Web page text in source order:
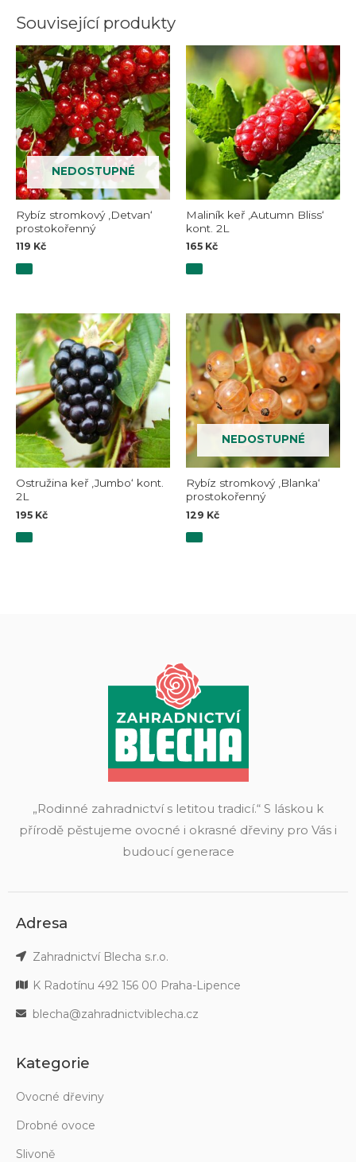
Související produkty
NEDOSTUPNÉ
Rybíz stromkový ‚Detvan‘
prostokořenný
119 Kč
Maliník keř ‚Autumn Bliss‘
kont. 2L
165 Kč
Ostružina keř ‚Jumbo‘ kont.
2L
195 Kč
NEDOSTUPNÉ
Rybíz stromkový ‚Blanka‘
prostokořenný
129 Kč
„Rodinné zahradnictví s letitou tradicí.“ S láskou k
přírodě pěstujeme ovocné i okrasné dřeviny pro Vás i
budoucí generace
Adresa
Zahradnictví Blecha s.r.o.
K Radotínu 492 156 00 Praha-Lipence
blecha@zahradnictviblecha.cz
Kategorie
Ovocné dřeviny
Drobné ovoce
Slivoně